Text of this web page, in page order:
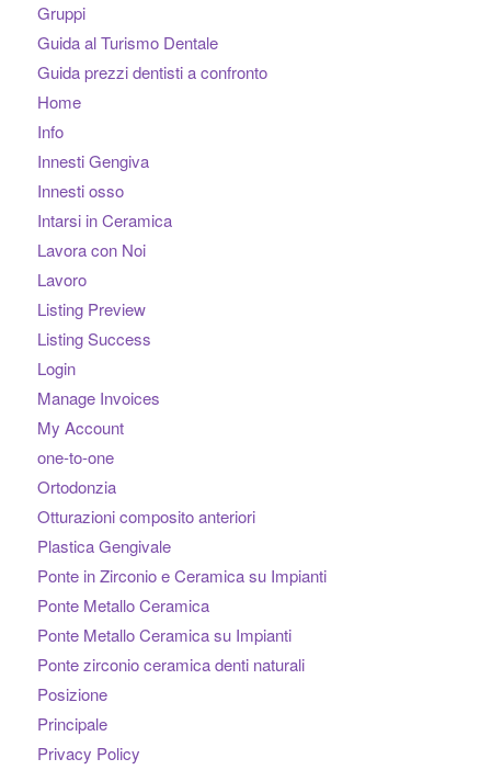
Gruppi
Guida al Turismo Dentale
Guida prezzi dentisti a confronto
Home
Info
Innesti Gengiva
Innesti osso
Intarsi in Ceramica
Lavora con Noi
Lavoro
Listing Preview
Listing Success
Login
Manage Invoices
My Account
one-to-one
Ortodonzia
Otturazioni composito anteriori
Plastica Gengivale
Ponte in Zirconio e Ceramica su Impianti
Ponte Metallo Ceramica
Ponte Metallo Ceramica su Impianti
Ponte zirconio ceramica denti naturali
Posizione
Principale
Privacy Policy